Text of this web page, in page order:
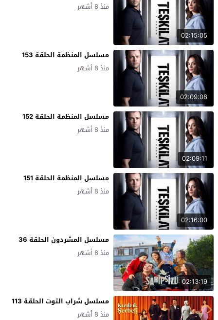
02:15:05
منذ 8 أشهر
02:09:08
مسلسل المنظمة الحلقة 153
منذ 8 أشهر
02:09:11
مسلسل المنظمة الحلقة 152
منذ 8 أشهر
02:16:00
مسلسل المنظمة الحلقة 151
منذ 8 أشهر
02:13:19
مسلسل المشردون الحلقة 36
منذ 8 أشهر
مسلسل شراب التوت الحلقة 113
منذ 8 أشهر